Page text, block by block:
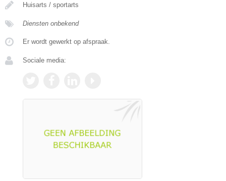
Huisarts / sportarts
Diensten onbekend
Er wordt gewerkt op afspraak.
Sociale media: